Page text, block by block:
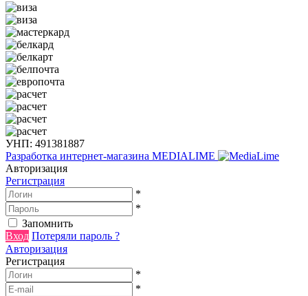
УНП: 491381887
Разработка интернет-магазина MEDIALIME
Авторизация
Регистрация
*
*
Запомнить
Вход Потеряли пароль ?
Авторизация
Регистрация
*
*